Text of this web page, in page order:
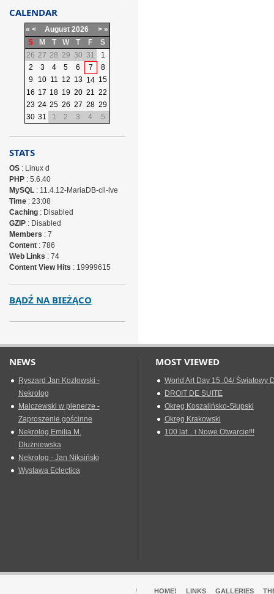
CALENDAR
« < August 2026 > »
S
M T W T F
S
26 27 28 29 30 31
1
2
3 4 5 6 7
8
9
10 11 12 13 14 15
16 17 18 19 20 21 22
23 24 25 26 27 28 29
30 31 1 2 3 4 5
STATS
OS: Linux d
PHP: 5.6.40
MySQL: 11.4.12-MariaDB-cll-lve
Time: 23:08
Caching: Disabled
GZIP: Disabled
Members : 7
Content: 786
Web Links : 74
Content View Hits : 19999615
BĄDŹ NA BIEŻĄCO
NEWS
Ryszard Jan Kozłowski -
Nekrolog
Malczewski w plenerze -
Zaproszenie gościnne
Nekrolog Emilia M.
Dłużniewska
Nekrolog - Jan Niksiński
Wystawa Eclectica
MOST VIEWED
World Art Day 15 .04/ Światowy
DROIT DE SUITE
Okreg Koszalińsko-Słupski
Okręg Krakowski
100 lat... i Nowe Otwarcie!!!
HOME! LINKS GALLERIES